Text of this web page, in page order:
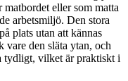
eller som matta
arbetsmiljö. Den stora
plats utan att kännas
vare den släta ytan, och
tydligt, vilket är praktiskt i